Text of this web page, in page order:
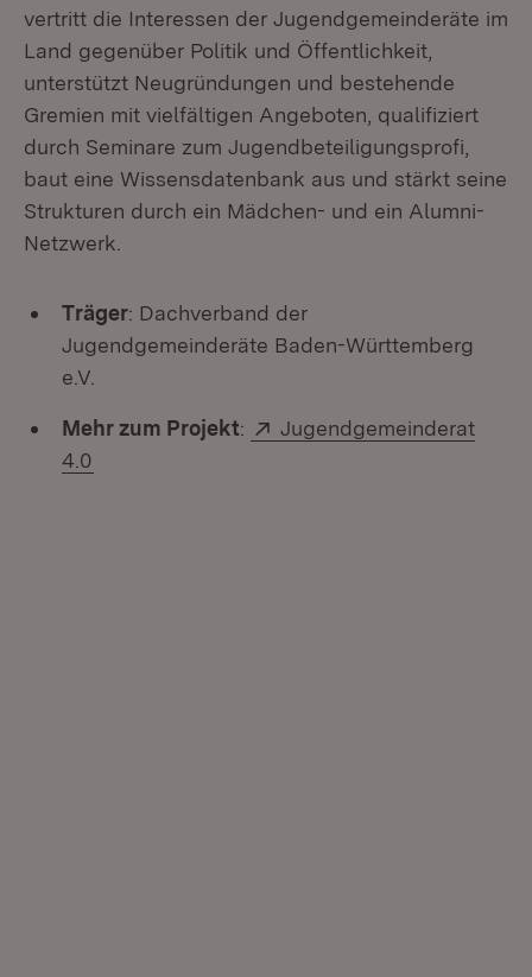
vertritt die Interessen der Jugendgemeinderäte im
Land gegenüber Politik und Öffentlichkeit,
unterstützt Neugründungen und bestehende
Gremien mit vielfältigen Angeboten, qualifiziert
durch Seminare zum Jugendbeteiligungsprofi,
baut eine Wissensdatenbank aus und stärkt seine
Strukturen durch ein Mädchen- und ein Alumni-
Netzwerk.
Träger: Dachverband der
Jugendgemeinderäte Baden-Württemberg
e.V.
Mehr zum Projekt: Extern:
Jugendgemeinderat
4.0